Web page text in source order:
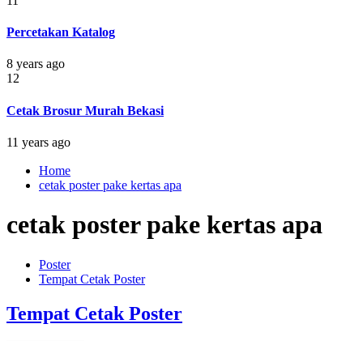
Percetakan Katalog
8 years ago
12
Cetak Brosur Murah Bekasi
11 years ago
Home
cetak poster pake kertas apa
cetak poster pake kertas apa
Poster
Tempat Cetak Poster
Tempat Cetak Poster